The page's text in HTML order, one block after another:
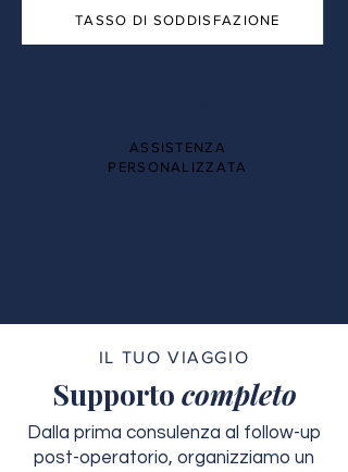
TASSO DI SODDISFAZIONE
ASSISTENZA
PERSONALIZZATA
IL TUO VIAGGIO
Supporto completo
Dalla prima consulenza al follow-up
post-operatorio, organizziamo un